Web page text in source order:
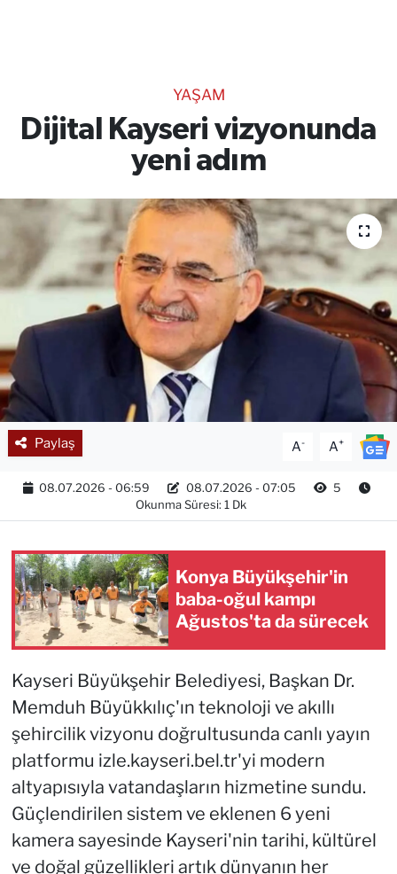
YAŞAM
Dijital Kayseri vizyonunda
yeni adım
Paylaş A- A+
08.07.2026 - 06:59 08.07.2026 - 07:05
5
Okunma Süresi: 1 Dk
Konya Büyükşehir'in
baba-oğul kampı
Ağustos'ta da sürecek
Kayseri Büyükşehir Belediyesi, Başkan Dr.
Memduh Büyükkılıç'ın teknoloji ve akıllı
şehircilik vizyonu doğrultusunda canlı yayın
platformu izle.kayseri.bel.tr'yi modern
altyapısıyla vatandaşların hizmetine sundu.
Güçlendirilen sistem ve eklenen 6 yeni
kamera sayesinde Kayseri'nin tarihi, kültürel
ve doğal güzellikleri artık dünyanın her
RESMİ İLANLAR
Gencsesfm Canlı Dinle